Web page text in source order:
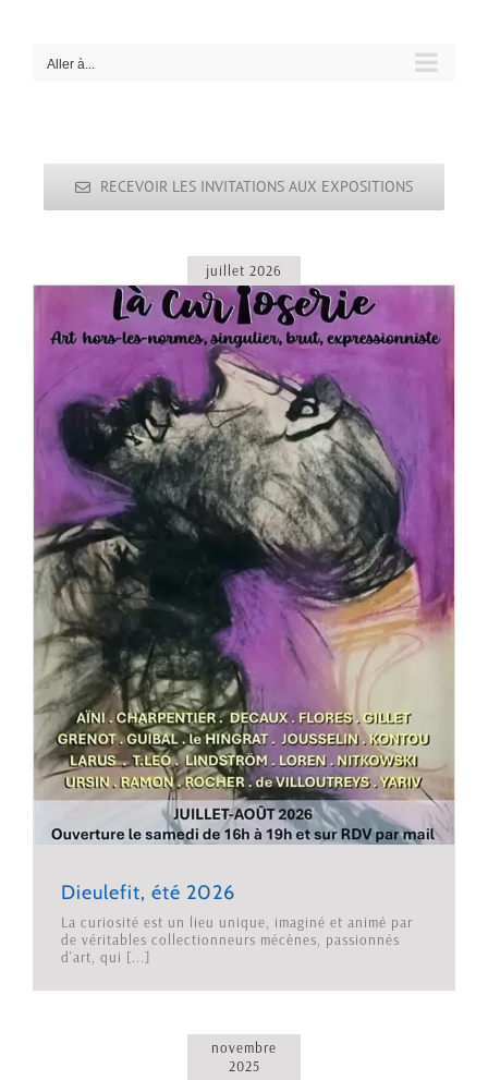
Aller à...
RECEVOIR LES INVITATIONS AUX EXPOSITIONS
juillet 2026
Dieulefit, été 2026
La curiosité est un lieu unique, imaginé et animé par
de véritables collectionneurs mécènes, passionnés
d'art, qui [...]
novembre
2025